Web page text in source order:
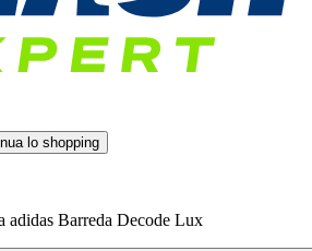
lo shopping
adidas Barreda Decode Lux